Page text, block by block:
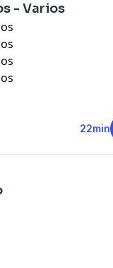
- Varios
22min